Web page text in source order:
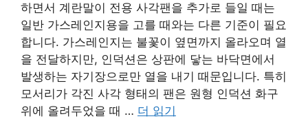
하면서 계란말이 전용 사각팬을 추가로 들일 때는
일반 가스레인지용을 고를 때와는 다른 기준이 필요
합니다. 가스레인지는 불꽃이 옆면까지 올라오며 열
을 전달하지만, 인덕션은 상판에 닿는 바닥면에서
발생하는 자기장으로만 열을 내기 때문입니다. 특히
모서리가 각진 사각 형태의 팬은 원형 인덕션 화구
위에 올려두었을 때 … 더 읽기